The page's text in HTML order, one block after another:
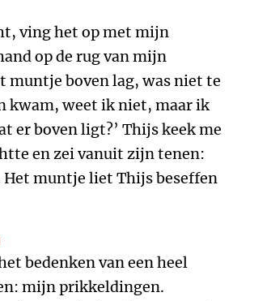
ving het op met mijn
op de rug van mijn
muntje boven lag, was niet te
kwam, weet ik niet, maar ik
er boven ligt?’ Thijs keek me
en zei vanuit zijn tenen:
muntje liet Thijs beseffen
bedenken van een heel
mijn prikkeldingen.